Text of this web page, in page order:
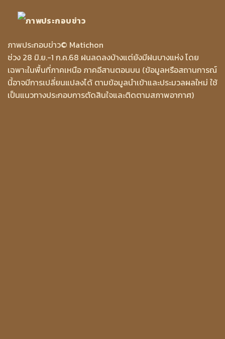
ภาพประกอบข่าว© Matichon
ช่วง 28 มิ.ย.-1 ก.ค.68 ฝนลดลงบ้างแต่ยังมีฝนบางแห่ง โดย
เฉพาะในพื้นที่ภาคเหนือ ภาคอีสานตอนบน (ข้อมูลหรือสถานการณ์
นี้อาจมีการเปลี่ยนแปลงได้ ตามข้อมูลนำเข้าและประมวลผลใหม่ ใช้
เป็นแนวทางประกอบการตัดสินใจและติดตามสภาพอากาศ)